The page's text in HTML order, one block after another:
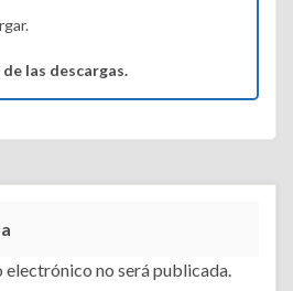
las descargas.
no será publicada.